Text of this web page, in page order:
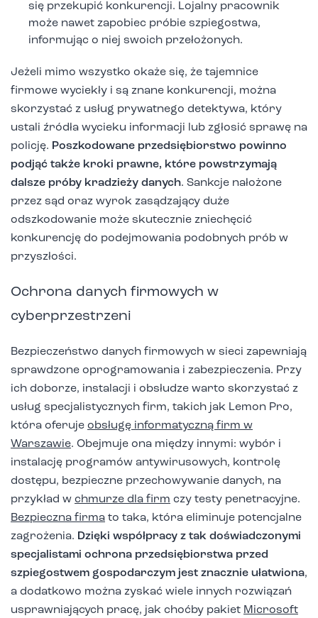
się przekupić konkurencji. Lojalny pracownik
może nawet zapobiec próbie szpiegostwa,
informując o niej swoich przełożonych.
Jeżeli mimo wszystko okaże się, że tajemnice
firmowe wyciekły i są znane konkurencji, można
skorzystać z usług prywatnego detektywa, który
ustali źródła wycieku informacji lub zgłosić sprawę na
policję. Poszkodowane przedsiębiorstwo powinno
podjąć także kroki prawne, które powstrzymają
dalsze próby kradzieży danych. Sankcje nałożone
przez sąd oraz wyrok zasądzający duże
odszkodowanie może skutecznie zniechęcić
konkurencję do podejmowania podobnych prób w
przyszłości.
Ochrona danych firmowych w
cyberprzestrzeni
Bezpieczeństwo danych firmowych w sieci zapewniają
sprawdzone oprogramowania i zabezpieczenia. Przy
ich doborze, instalacji i obsłudze warto skorzystać z
usług specjalistycznych firm, takich jak Lemon Pro,
która oferuje obsługę informatyczną firm w
Warszawie. Obejmuje ona między innymi: wybór i
instalację programów antywirusowych, kontrolę
dostępu, bezpieczne przechowywanie danych, na
przykład w chmurze dla firm czy testy penetracyjne.
Bezpieczna firma to taka, która eliminuje potencjalne
zagrożenia. Dzięki współpracy z tak doświadczonymi
specjalistami ochrona przedsiębiorstwa przed
szpiegostwem gospodarczym jest znacznie ułatwiona,
a dodatkowo można zyskać wiele innych rozwiązań
usprawniających pracę, jak choćby pakiet Microsoft